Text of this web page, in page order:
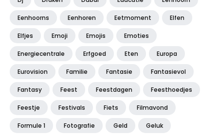
Eenhoorns Eenhoren Eetmoment Elfen
Elfjes Emoji Emojis Emoties
Energiecentrale Erfgoed Eten Europa
Eurovision Familie Fantasie Fantasievol
Fantasy Feest Feestdagen Feesthoedjes
Feestje Festivals Fiets Filmavond
Formule 1 Fotografie Geld Geluk